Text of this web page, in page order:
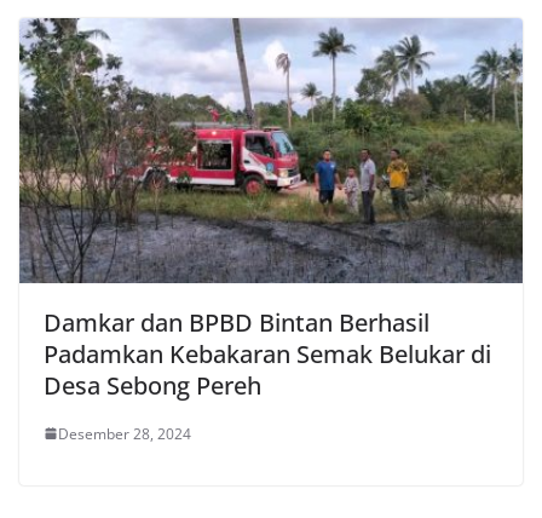
Damkar dan BPBD Bintan Berhasil
Padamkan Kebakaran Semak Belukar di
Desa Sebong Pereh
Desember 28, 2024